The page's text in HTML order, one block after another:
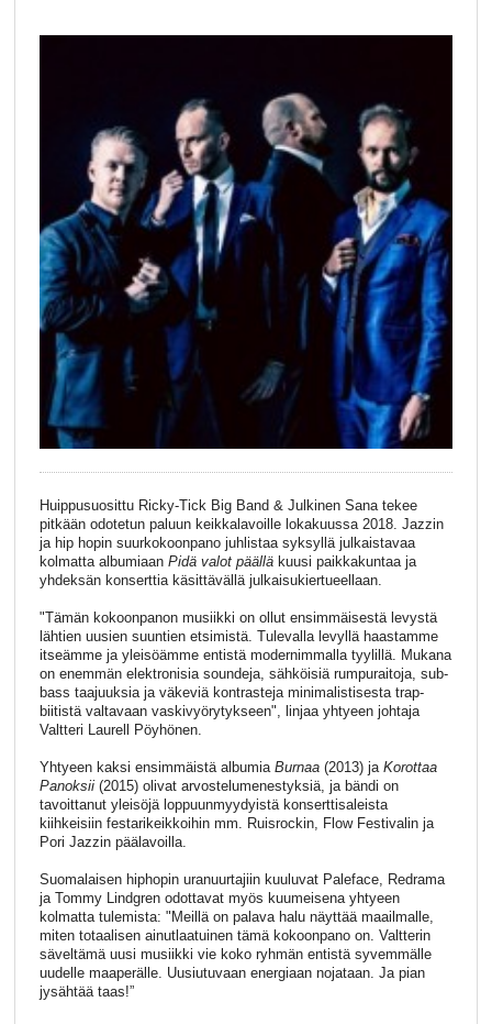
Huippusuosittu Ricky-Tick Big Band & Julkinen Sana tekee
pitkään odotetun paluun keikkalavoille lokakuussa 2018. Jazzin
ja hip hopin suurkokoonpano juhlistaa syksyllä julkaistavaa
kolmatta albumiaan Pidä valot päälläkuusi paikkakuntaa ja
yhdeksän konserttia käsittävällä julkaisukiertueellaan.
"Tämän kokoonpanon musiikki on ollut ensimmäisestä levystä
lähtien uusien suuntien etsimistä. Tulevalla levyllä haastamme
itseämme ja yleisöämme entistä modernimmalla tyylillä. Mukana
on enemmän elektronisia soundeja, sähköisiä rumpuraitoja, sub-
bass taajuuksia ja väkeviä kontrasteja minimalistisesta trap-
biitistä valtavaan vaskivyörytykseen", linjaa yhtyeen johtaja
Valtteri Laurell Pöyhönen.
Yhtyeen kaksi ensimmäistä albumia Burnaa(2013) ja Korottaa
Panoksii(2015) olivat arvostelumenestyksiä, ja bändi on
tavoittanut yleisöjä loppuunmyydyistä konserttisaleista
kiihkeisiin festarikeikkoihin mm. Ruisrockin, Flow Festivalin ja
Pori Jazzin päälavoilla.
Suomalaisen hiphopin uranuurtajiin kuuluvat Paleface, Redrama
ja Tommy Lindgren odottavat myös kuumeisena yhtyeen
kolmatta tulemista: "Meillä on palava halu näyttää maailmalle,
miten totaalisen ainutlaatuinen tämä kokoonpano on. Valtterin
säveltämä uusi musiikki vie koko ryhmän entistä syvemmälle
uudelle maaperälle. Uusiutuvaan energiaan nojataan. Ja pian
jysähtää taas!”